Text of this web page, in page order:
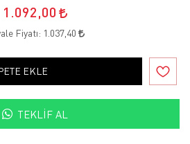
1.092,00
Fiyatı: 1.037,40
EKLE
TEKLIF AL